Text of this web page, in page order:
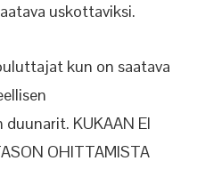
uskottaviksi.
kun on saatava
KUKAAN EI
OHITTAMISTA